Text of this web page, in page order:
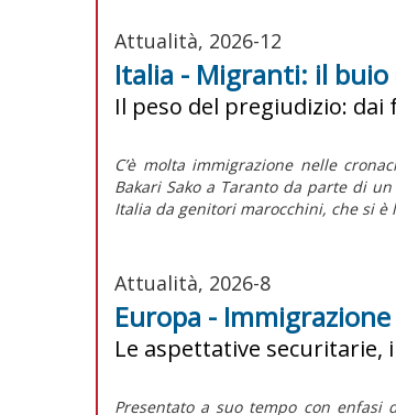
Attualità, 2026-12
Italia - Migranti: il buio
Il peso del pregiudizio:
C’è molta immigrazione nelle
Bakari Sako a Taranto da parte di
Italia da genitori marocchini, che si è
Attualità, 2026-8
Europa -
Le aspettative
Presentato a suo tempo con enfasi